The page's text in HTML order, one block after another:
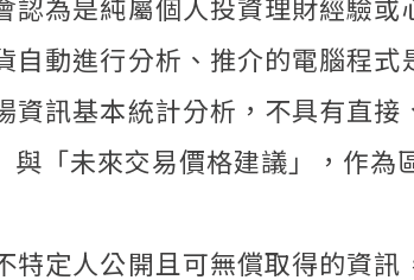
動進行分析、推介的電腦程
訊基本統計分析，不具有直
「未來交易價格建議」，作為
定人公開且可無償取得的資